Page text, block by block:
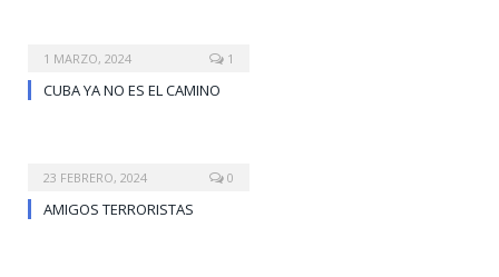
1 MARZO, 2024 1
CUBA YA NO ES EL CAMINO
23 FEBRERO, 2024 0
AMIGOS TERRORISTAS